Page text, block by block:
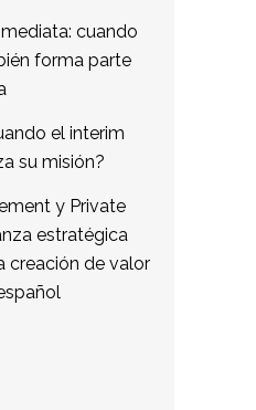
cuando
forma parte
el interim
su misión?
y Private
estratégica
creación de valor